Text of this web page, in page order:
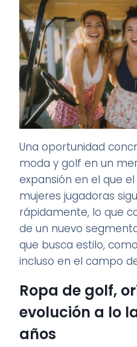
Una oportunidad
moda y golf en un
expansión en el que
mujeres jugadoras
rápidamente, lo que
de un nuevo
que busca estilo,
incluso en el campo
Ropa de golf,
evolución a lo
años